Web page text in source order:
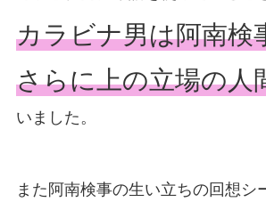
カラビナ男は阿南検
さらに上の立場の人
いました。
また阿南検事の生い立ちの回想シ